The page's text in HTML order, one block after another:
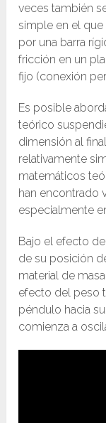
veces también
simple en el
por una barra
fricción en un
fijo (conexión
Es posible
teórico
dimensión al
relativamente
matemáticos
han encontrado
especialmente
Bajo el efecto
de su posición
material de
efecto del peso
péndulo hacia
comienza a